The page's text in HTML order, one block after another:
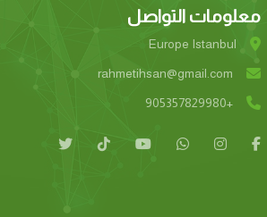
معلومات التواصل
Europe Istanbul
rahmetihsan@gmail.com
+905357829980